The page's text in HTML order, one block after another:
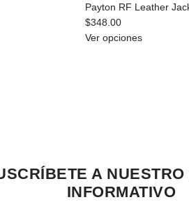
Payton RF Leather
$348.00
Ver opciones
A
INFORMATIVO